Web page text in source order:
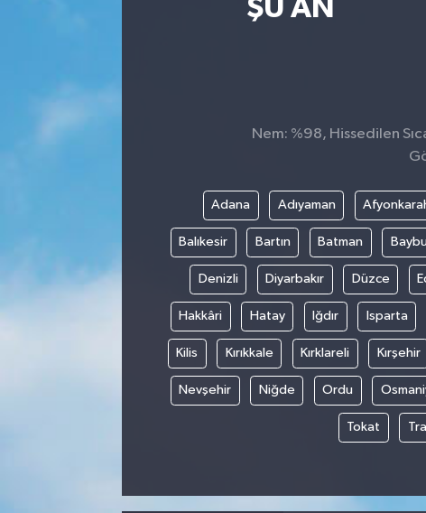
ŞU AN
Nem: %98, Hissedilen
Adana Adıyaman
Balıkesir Bartın Batman
Denizli Diyarbakır Düzce
Hakkâri Hatay Iğdır Isparta
Kilis Kırıkkale Kırklareli Kırşehir
Nevşehir Niğde Ordu
Tokat